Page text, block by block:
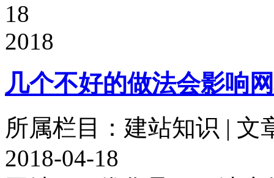
18
2018
几个不好的做法会影响
所属栏目：建站知识 | 文
2018-04-18